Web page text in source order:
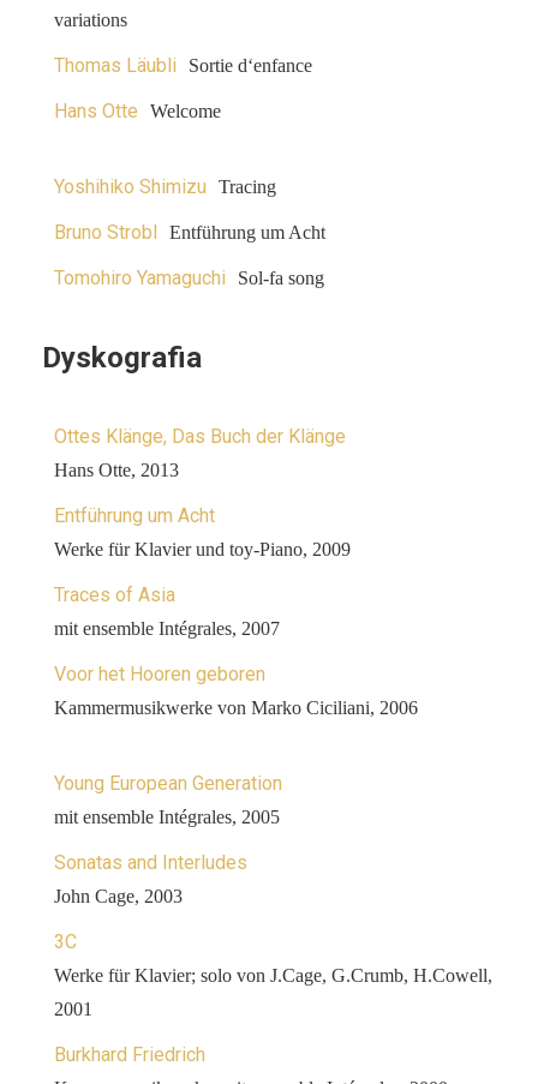
variations
Thomas Läubli Sortie d‘enfance
Hans Otte Welcome
Yoshihiko Shimizu Tracing
Bruno Strobl Entführung um Acht
Tomohiro Yamaguchi Sol-fa song
Dyskografia
Ottes Klänge, Das Buch der Klänge
Hans Otte, 2013
Entführung um Acht
Werke für Klavier und toy-Piano, 2009
Traces of Asia
mit ensemble Intégrales, 2007
Voor het Hooren geboren
Kammermusikwerke von Marko Ciciliani, 2006
Young European Generation
mit ensemble Intégrales, 2005
Sonatas and Interludes
John Cage, 2003
3C
Werke für Klavier; solo von J.Cage, G.Crumb, H.Cowell,
2001
Burkhard Friedrich